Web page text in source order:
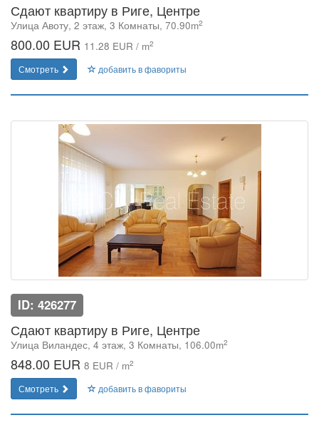
Сдают квартиру в Риге, Центре
Улица Авоту, 2 этаж, 3 Комнаты, 70.90m2
800.00 EUR 11.28 EUR / m2
Смотреть добавить в фавориты
ID: 426277
Сдают квартиру в Риге, Центре
Улица Виландес, 4 этаж, 3 Комнаты, 106.00m2
848.00 EUR 8 EUR / m2
Смотреть добавить в фавориты